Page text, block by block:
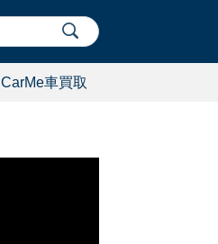
CarMe車買取